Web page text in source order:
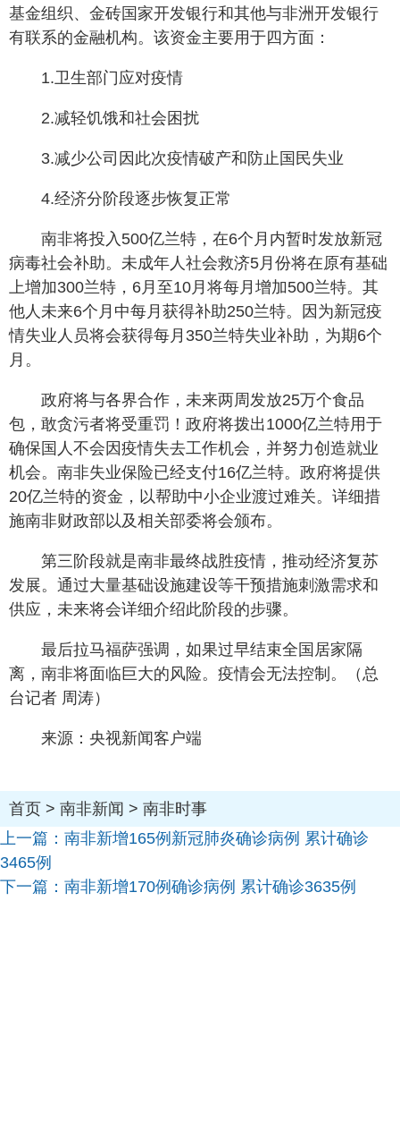
基金组织、金砖国家开发银行和其他与非洲开发银行
有联系的金融机构。该资金主要用于四方面：
1.卫生部门应对疫情
2.减轻饥饿和社会困扰
3.减少公司因此次疫情破产和防止国民失业
4.经济分阶段逐步恢复正常
南非将投入500亿兰特，在6个月内暂时发放新冠
病毒社会补助。未成年人社会救济5月份将在原有基础
上增加300兰特，6月至10月将每月增加500兰特。其
他人未来6个月中每月获得补助250兰特。因为新冠疫
情失业人员将会获得每月350兰特失业补助，为期6个
月。
政府将与各界合作，未来两周发放25万个食品
包，敢贪污者将受重罚！政府将拨出1000亿兰特用于
确保国人不会因疫情失去工作机会，并努力创造就业
机会。南非失业保险已经支付16亿兰特。政府将提供
20亿兰特的资金，以帮助中小企业渡过难关。详细措
施南非财政部以及相关部委将会颁布。
第三阶段就是南非最终战胜疫情，推动经济复苏
发展。通过大量基础设施建设等干预措施刺激需求和
供应，未来将会详细介绍此阶段的步骤。
最后拉马福萨强调，如果过早结束全国居家隔
离，南非将面临巨大的风险。疫情会无法控制。（总
台记者 周涛）
来源：央视新闻客户端
首页 > 南非新闻 > 南非时事
上一篇： 南非新增165例新冠肺炎确诊病例 累计确诊
3465例
下一篇： 南非新增170例确诊病例 累计确诊3635例